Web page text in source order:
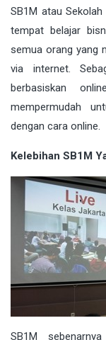
SB1M atau
tempat belajar
semua orang yang
via internet.
berbasiskan
mempermudah
dengan cara online.
Kelebihan SB1M
SB1M